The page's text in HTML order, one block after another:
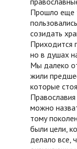
Прошло еще
созидать
Приходится
но в душах
Мы далеко
жили
которые
можно
тому
были цели,
делало все,